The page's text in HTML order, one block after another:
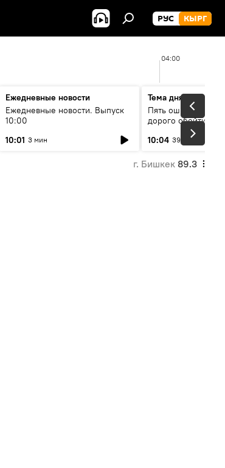
РУС КЫРГ
04:00
Ежедневные новости
Ежедневные новости. Выпуск
10:00
10:01 3 мин
Тема дня
Пять ошибок
дорого обойтись
10:04 39 мин
г. Бишкек 89.3